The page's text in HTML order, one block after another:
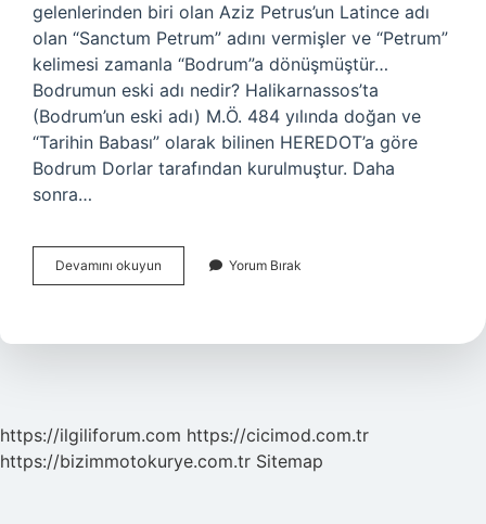
gelenlerinden biri olan Aziz Petrus’un Latince adı
olan “Sanctum Petrum” adını vermişler ve “Petrum”
kelimesi zamanla “Bodrum”a dönüşmüştür…
Bodrumun eski adı nedir? Halikarnassos’ta
(Bodrum’un eski adı) M.Ö. 484 yılında doğan ve
“Tarihin Babası” olarak bilinen HEREDOT’a göre
Bodrum Dorlar tarafından kurulmuştur. Daha
sonra…
Devamını okuyun
Ne
Nedir
Yorum Bırak
https://ilgiliforum.com https://cicimod.com.tr
https://bizimmotokurye.com.tr Sitemap